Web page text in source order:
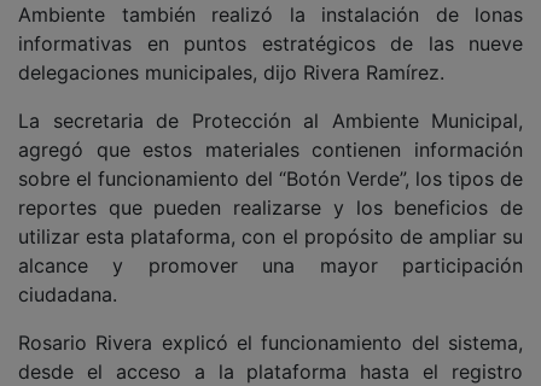
Ambiente también realizó la instalación de lonas
informativas en puntos estratégicos de las nueve
delegaciones municipales, dijo Rivera Ramírez.
La secretaria de Protección al Ambiente Municipal,
agregó que estos materiales contienen información
sobre el funcionamiento del “Botón Verde”, los tipos de
reportes que pueden realizarse y los beneficios de
utilizar esta plataforma, con el propósito de ampliar su
alcance y promover una mayor participación
ciudadana.
Rosario Rivera explicó el funcionamiento del sistema,
desde el acceso a la plataforma hasta el registro